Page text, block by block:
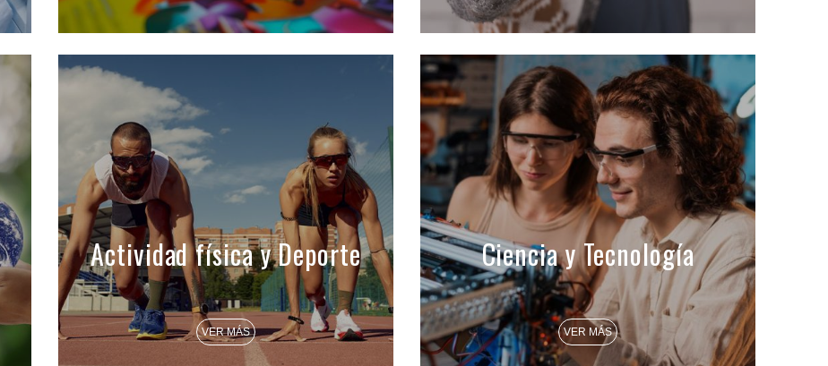
Actividad física y Deporte
VER MÁS
Ciencia y Tecnología
VER MÁS